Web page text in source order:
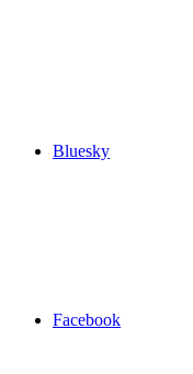
Bluesky
Facebook